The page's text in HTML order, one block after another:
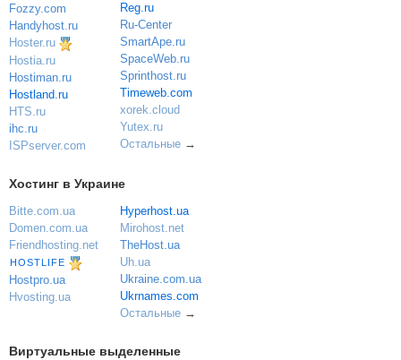
Fozzy.com
Handyhost.ru
Hoster.ru
Hostia.ru
Hostiman.ru
Hostland.ru
HTS.ru
ihc.ru
ISPserver.com
Reg.ru
Ru-Center
SmartApe.ru
SpaceWeb.ru
Sprinthost.ru
Timeweb.com
xorek.cloud
Yutex.ru
Остальные→
Хостинг в Украине
Bitte.com.ua
Domen.com.ua
Friendhosting.net
HOSTLIFE
Hostpro.ua
Hvosting.ua
Hyperhost.ua
Mirohost.net
TheHost.ua
Uh.ua
Ukraine.com.ua
Ukrnames.com
Остальные→
Виртуальные выделенные